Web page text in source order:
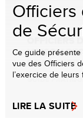
Officiers
de
Ce guide
vue des Officiers
l’exercice de
LIRE LA SUITE